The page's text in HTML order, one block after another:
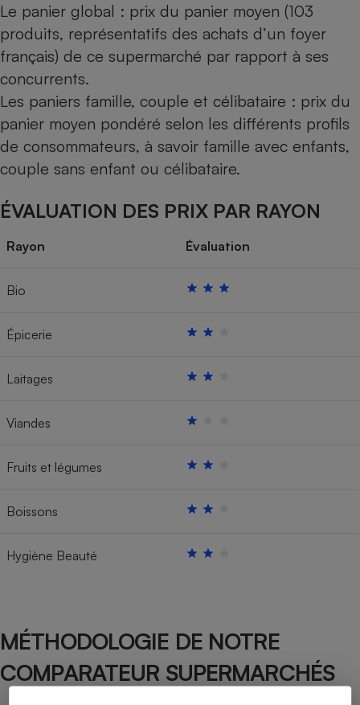
Le panier global : prix du panier moyen (103
produits, représentatifs des achats d’un foyer
français) de ce supermarché par rapport à ses
concurrents.
Les paniers famille, couple et célibataire : prix du
panier moyen pondéré selon les différents profils
de consommateurs, à savoir famille avec enfants,
couple sans enfant ou célibataire.
ÉVALUATION DES PRIX PAR RAYON
Rayon Évaluation
Bio
Épicerie
Laitages
Viandes
Fruits et légumes
Boissons
Hygiène Beauté
MÉTHODOLOGIE DE NOTRE
COMPARATEUR SUPERMARCHÉS